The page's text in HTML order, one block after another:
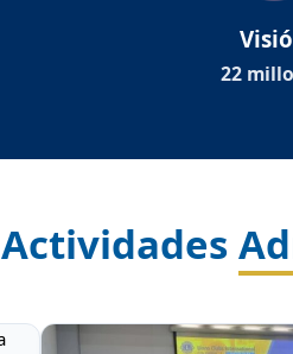
22
Actividades